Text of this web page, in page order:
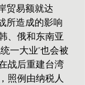
贸易额就达
所造成的影响
、俄和东南亚
一大业”也会被
战后重建台湾
照例由纳税人